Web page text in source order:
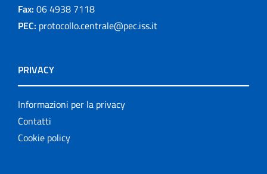
Fax: 06 4938 7118
PEC: protocollo.centrale@pec.iss.it
PRIVACY
Informazioni per la privacy
Contatti
Cookie policy